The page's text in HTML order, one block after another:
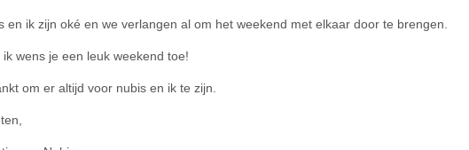
en ik zijn oké en we verlangen al om het weekend met elkaar door te brengen.
ik wens je een leuk weekend toe!
om er altijd voor nubis en ik te zijn.